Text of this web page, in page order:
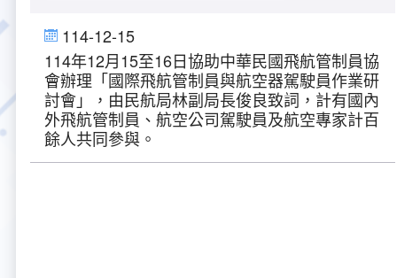
大事紀
五十週年紀念專區
五十週年紀念影片
五十週年紀念專刊
如何加入我們
服務進化史
服務介紹
服務進化史
航空電子
服務介紹
服務進化史
安全管理
安全管理介紹
安全管理進化史
意見信箱
總臺長與民有約
民意論壇
問卷調查
參訪申請
氣象資料申辦
資料開放
氣象報文歷史資料
航空氣象曙暮光資訊
常見問答
雙語詞彙
無障礙服務
出版品
相關連結
交通部暨所屬機關
國內機場
塔臺園區新建工程專區
計畫簡介
設計概念
建築工程
主動公開資訊
法律、法規及行政規則
行政指導有關文書
為民服務考核專區
提升服務品質執行辦法
性別平等專區
114-12-15
114年12月15至16日協助中華民國飛航管制員協
會辦理「國際飛航管制員與航空器駕駛員作業研
討會」，由民航局林副局長俊良致詞，計有國內
外飛航管制員、航空公司駕駛員及航空專家計百
餘人共同參與。